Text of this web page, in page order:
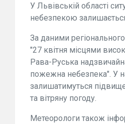
У Львівській області
небезпекою
За даними
"27 квітня місцями
Рава-Руська
пожежна небезпека". У
залишатимуться
та вітряну погоду.
Метеорологи також